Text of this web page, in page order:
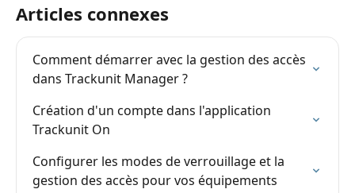
Articles connexes
Comment démarrer avec la gestion des accès
dans Trackunit Manager ?
Création d'un compte dans l'application
Trackunit On
Configurer les modes de verrouillage et la
gestion des accès pour vos équipements